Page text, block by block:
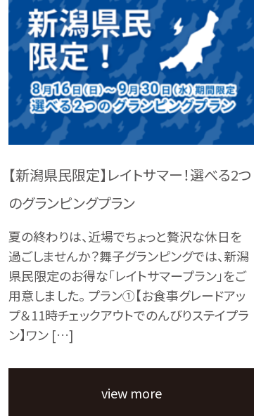
【新潟県民限定】レイトサマー！選べる2つ
のグランピングプラン
夏の終わりは、近場でちょっと贅沢な休日を
過ごしませんか？舞子グランピングでは、新潟
県民限定のお得な「レイトサマープラン」をご
用意しました。 プラン①【お食事グレードアッ
プ＆11時チェックアウトでのんびりステイプラ
ン】ワン […]
view more